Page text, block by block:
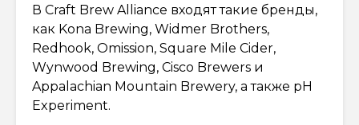
В Craft Brew Alliance входят такие бренды,
как Kona Brewing, Widmer Brothers,
Redhook, Omission, Square Mile Cider,
Wynwood Brewing, Cisco Brewers и
Appalachian Mountain Brewery, а также pH
Experiment.